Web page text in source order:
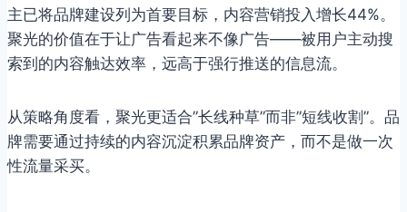
主已将品牌建设列为首要目标，内容营销投入增长44%。
聚光的价值在于让广告看起来不像广告——被用户主动搜
索到的内容触达效率，远高于强行推送的信息流。
从策略角度看，聚光更适合”长线种草”而非”短线收割”。品
牌需要通过持续的内容沉淀积累品牌资产，而不是做一次
性流量采买。